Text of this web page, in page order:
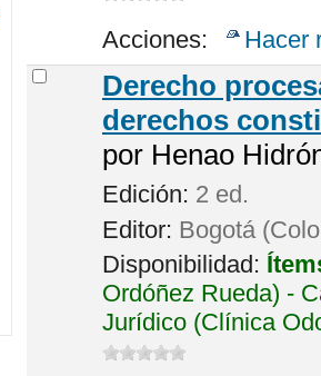
Acciones: Hacer
Derecho
derechos
por Henao
Edición: 2 ed.
Editor: Bogotá
Disponibilidad:
Ordóñez Rueda) -
Jurídico (Clínica